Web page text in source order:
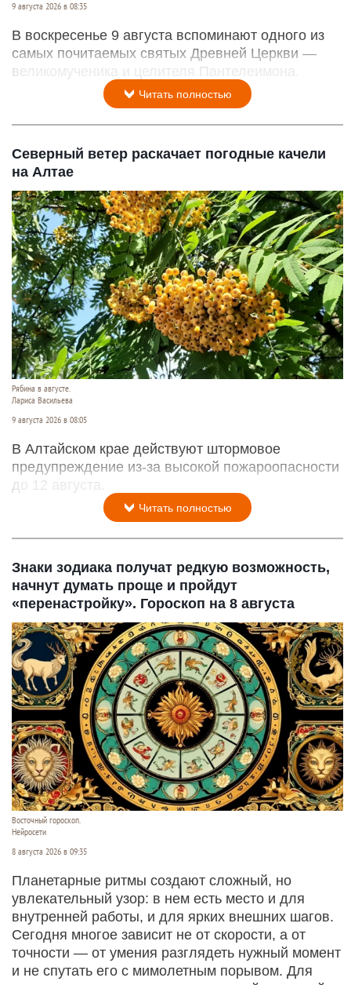
9 августа 2026 в 08:35
В воскресенье 9 августа вспоминают одного из
самых почитаемых святых Древней Церкви —
великомученика и целителя Пантелеимона.
Читать полностью
Северный ветер раскачает погодные качели
на Алтае
Рябина в августе.
Лариса Васильева
9 августа 2026 в 08:05
В Алтайском крае действуют штормовое
предупреждение из-за высокой пожароопасности
до 12 августа.
Читать полностью
Знаки зодиака получат редкую возможность,
начнут думать проще и пройдут
«перенастройку». Гороскоп на 8 августа
Восточный гороскоп.
Нейросети
8 августа 2026 в 09:35
Планетарные ритмы создают сложный, но
увлекательный узор: в нем есть место и для
внутренней работы, и для ярких внешних шагов.
Сегодня многое зависит не от скорости, а от
точности — от умения разглядеть нужный момент
и не спутать его с мимолетным порывом. Для